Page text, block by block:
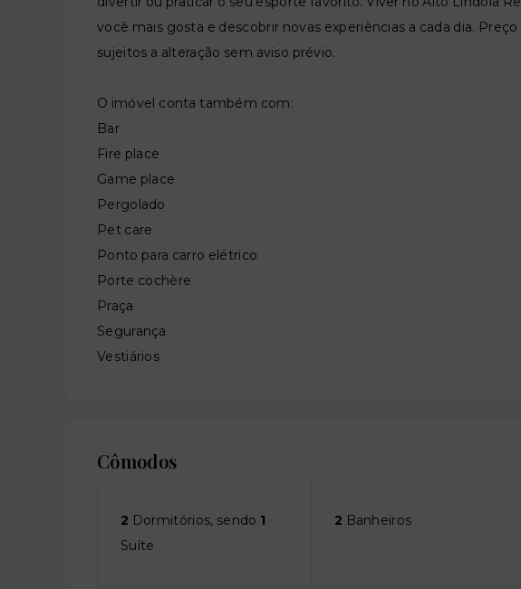
você mais gosta e descobrir novas experiências a cada dia.
sujeitos a alteração sem aviso prévio.
O imóvel conta também com:
Bar
Fire place
Game place
Pergolado
Pet care
Ponto para carro elétrico
Porte cochère
Praça
Segurança
Vestiários
Cômodos
2 Dormitórios, sendo 1
Suíte
2 Banheiros